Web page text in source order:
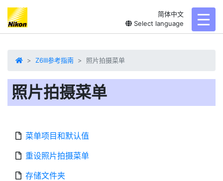
简体中文
Select language
Z6III参考指南 照片拍摄菜单
照片拍摄菜单
菜单项目和默认值
重设照片拍摄菜单
存储文件夹